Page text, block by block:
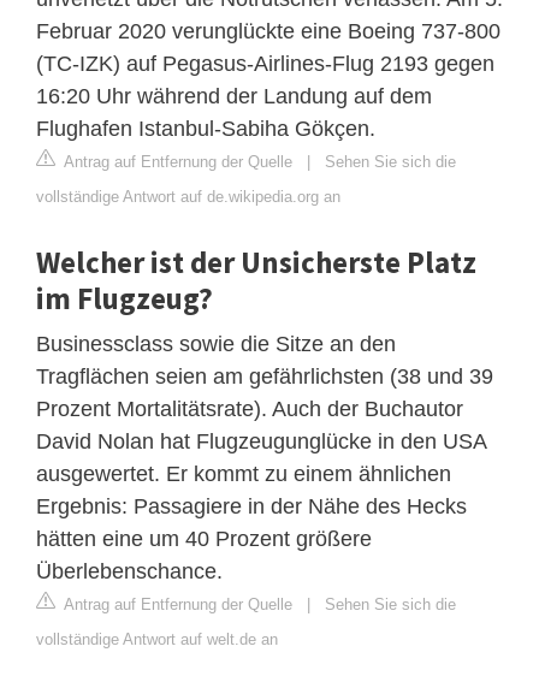
Februar 2020 verunglückte eine Boeing 737-800
(TC-IZK) auf Pegasus-Airlines-Flug 2193 gegen
16:20 Uhr während der Landung auf dem
Flughafen Istanbul-Sabiha Gökçen.
Antrag auf Entfernung der Quelle | Sehen Sie sich die
vollständige Antwort auf de.wikipedia.org an
Welcher ist der Unsicherste Platz
im Flugzeug?
Businessclass sowie die Sitze an den
Tragflächen seien am gefährlichsten (38 und 39
Prozent Mortalitätsrate). Auch der Buchautor
David Nolan hat Flugzeugunglücke in den USA
ausgewertet. Er kommt zu einem ähnlichen
Ergebnis: Passagiere in der Nähe des Hecks
hätten eine um 40 Prozent größere
Überlebenschance.
Antrag auf Entfernung der Quelle | Sehen Sie sich die
vollständige Antwort auf welt.de an